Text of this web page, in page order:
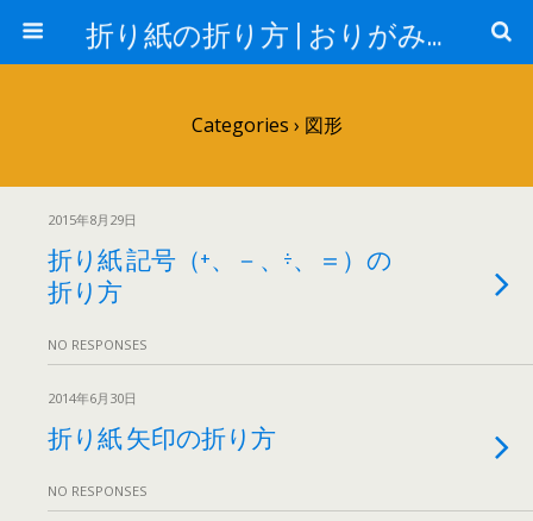
折り紙の折り方 | おりがみランド
Categories › 図形
2015年8月29日
折り紙 記号（+、－、÷、＝）の
折り方
NO RESPONSES
2014年6月30日
折り紙 矢印の折り方
NO RESPONSES